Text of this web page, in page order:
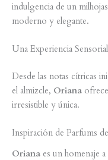
indulgencia de un
moderno y elegante.
Una Experiencia
Desde las notas cítricas
el almizcle, Oriana
irresistible y única.
Inspiración de Parfums
Oriana es un homenaje